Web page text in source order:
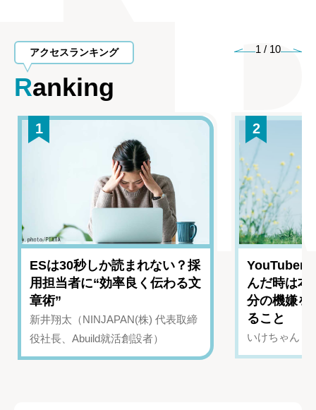
アクセスランキング
Ranking
1 / 10
1
ESは30秒しか読まれない？採
用担当者に“効率良く伝わる文
章術”
新井翔太（NINJAPAN(株) 代表取締
役社長、Abuild就活創設者）
2
YouTuber
んだ時は
分の機嫌を
ること
いけちゃん（